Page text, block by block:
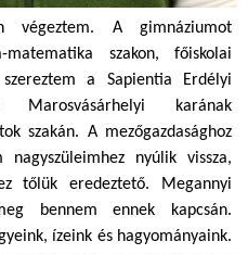
végeztem. A gimnáziumot
matematika szakon, főiskolai
a Sapientia Erdélyi
Marosvásárhelyi karának
szakán. A mezőgazdasághoz
nyúlik vissza,
tőlük eredeztető. Megannyi
bennem ennek kapcsán.
ízeink és hagyományaink.